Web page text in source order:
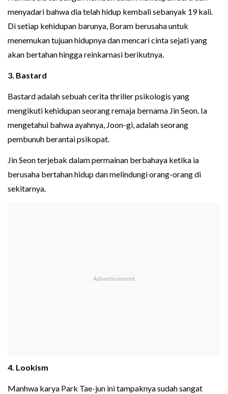
menyadari bahwa dia telah hidup kembali sebanyak 19 kali.
Di setiap kehidupan barunya, Boram berusaha untuk
menemukan tujuan hidupnya dan mencari cinta sejati yang
akan bertahan hingga reinkarnasi berikutnya.
3. Bastard
Bastard adalah sebuah cerita thriller psikologis yang
mengikuti kehidupan seorang remaja bernama Jin Seon. Ia
mengetahui bahwa ayahnya, Joon-gi, adalah seorang
pembunuh berantai psikopat.
Jin Seon terjebak dalam permainan berbahaya ketika ia
berusaha bertahan hidup dan melindungi orang-orang di
sekitarnya.
4. Lookism
Manhwa karya Park Tae-jun ini tampaknya sudah sangat